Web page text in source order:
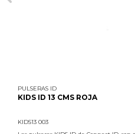
PULSERAS ID
KIDS ID 13 CMS ROJA
KIDS13 003